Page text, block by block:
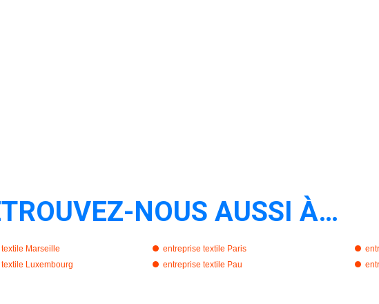
NOUS AUSSI À…
Marseille entreprise textile Paris
Luxembourg entreprise textile Pau